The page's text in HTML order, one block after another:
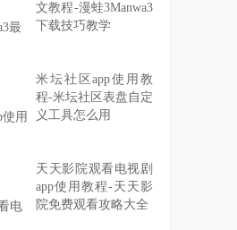
文教程-漫蛙3Manwa3
下载技巧教学
米坛社区app使用教
程-米坛社区表盘自定
义工具怎么用
天天影院观看电视剧
app使用教程-天天影
院免费观看攻略大全